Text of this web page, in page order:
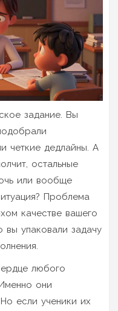
задание. Вы
четкие дедлайны. А
остальные
или вообще
Проблема
качестве вашего
упаковали задачу
любого
они
если ученики их